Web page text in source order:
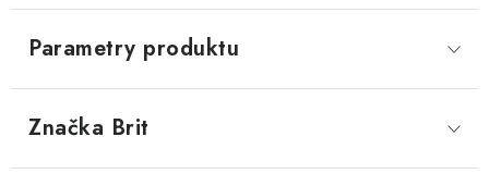
Parametry produktu
Značka Brit